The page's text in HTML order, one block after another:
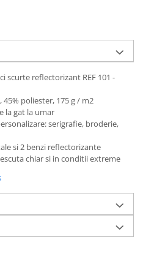
scurte reflectorizant REF 101 -
poliester, 175 g / m2
la gat la umar
serigrafie, broderie,
si 2 benzi reflectorizante
chiar si in conditii extreme